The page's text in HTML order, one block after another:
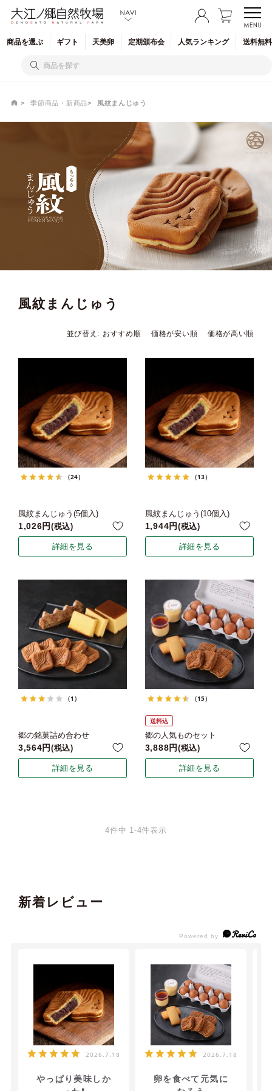
商品を選ぶ ギフト 天美卵 定期頒布会 人気ランキング 送料無
季節商品・新商品 風紋まんじゅう
風紋まんじゅう
風紋まんじゅう
並び替え おすすめ順 価格が安い順 価格が高い順
（24）
風紋まんじゅう(5個入)
1,026 税込
詳細を見る
（13）
風紋まんじゅう(10個入)
1,944 税込
詳細を見る
（1）
郷の銘菓詰め合わせ
3,564 税込
詳細を見る
（15）
送料込
郷の人気ものセット
3,888 税込
詳細を見る
4件中 1 -4件表示
新着レビュー
2026.7.18
やっぱり美味しか
2026.7.18
卵を食べて元気に